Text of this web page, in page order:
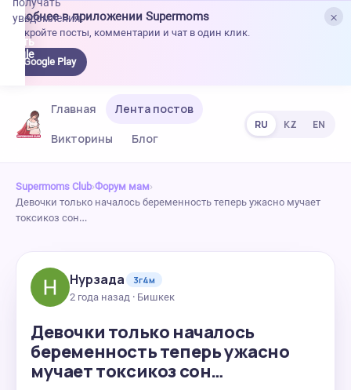
×
Удобнее в приложении Supermoms
Откройте посты, комментарии и чат в один клик.
Google Play
уведомления.
Главная
Лента постов
Викторины
Блог
RU KZ EN
Supermoms Club›Форум мам›
Девочки только началось беременность теперь ужасно мучает
токсикоз сон…
Нурзада
3г4м
2 года назад · Бишкек
Девочки только началось
беременность теперь ужасно
мучает токсикоз сон…